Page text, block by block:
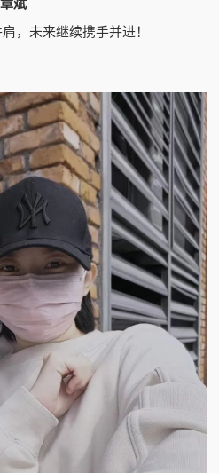
斌
，未来继续携手并进！